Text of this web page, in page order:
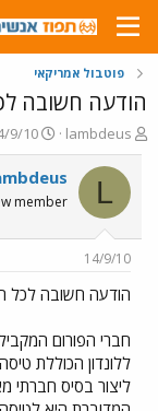
פוטבול אמריקאי
הודעה חשובה
פ
ו
ת
ח
ה
ו
ש
א
lambdeus
פ
ו
ר
ם
ר
9/10
L
member
14/9/10
הודעה חשובה לכל
חברי הפורום
ללונדון הכוללת
ליצור בסיס חברתי